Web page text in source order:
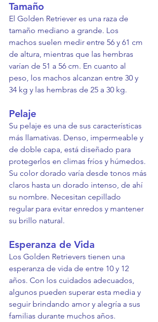
Tamaño
El Golden Retriever es una raza de
tamaño mediano a grande. Los
machos suelen medir entre 56 y 61 cm
de altura, mientras que las hembras
varían de 51 a 56 cm. En cuanto al
peso, los machos alcanzan entre 30 y
34 kg y las hembras de 25 a 30 kg.
Pelaje
Su pelaje es una de sus características
más llamativas. Denso, impermeable y
de doble capa, está diseñado para
protegerlos en climas fríos y húmedos.
Su color dorado varía desde tonos más
claros hasta un dorado intenso, de ahí
su nombre. Necesitan cepillado
regular para evitar enredos y mantener
su brillo natural.
Esperanza de Vida
Los Golden Retrievers tienen una
esperanza de vida de entre 10 y 12
años. Con los cuidados adecuados,
algunos pueden superar esta media y
seguir brindando amor y alegría a sus
familias durante muchos años.